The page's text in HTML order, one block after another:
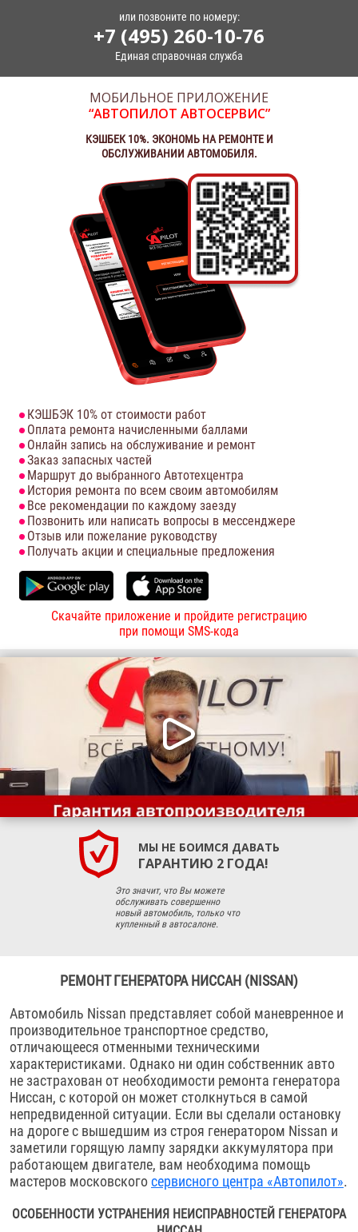
или позвоните по номеру:
+7 (495) 260-10-76
Единая справочная служба
МОБИЛЬНОЕ ПРИЛОЖЕНИЕ
“АВТОПИЛОТ АВТОСЕРВИС”
КЭШБЕК 10%. ЭКОНОМЬ НА РЕМОНТЕ И
ОБСЛУЖИВАНИИ АВТОМОБИЛЯ.
КЭШБЭК 10% от стоимости работ
Оплата ремонта начисленными баллами
Онлайн запись на обслуживание и ремонт
Заказ запасных частей
Маршрут до выбранного Автотехцентра
История ремонта по всем своим автомобилям
Все рекомендации по каждому заезду
Позвонить или написать вопросы в мессенджере
Отзыв или пожелание руководству
Получать акции и специальные предложения
Скачайте приложение и пройдите регистрацию
при помощи SMS-кода
МЫ НЕ БОИМСЯ ДАВАТЬ
ГАРАНТИЮ 2 ГОДА!
Это значит, что Вы можете
обслуживать совершенно
новый автомобиль, только что
купленный в автосалоне.
РЕМОНТ ГЕНЕРАТОРА НИССАН (NISSAN)
Автомобиль Nissan представляет собой маневренное и
производительное транспортное средство,
отличающееся отменными техническими
характеристиками. Однако ни один собственник авто
не застрахован от необходимости ремонта генератора
Ниссан, с которой он может столкнуться в самой
непредвиденной ситуации. Если вы сделали остановку
на дороге с вышедшим из строя генератором Nissan и
заметили горящую лампу зарядки аккумулятора при
работающем двигателе, вам необходима помощь
мастеров московскогосервисного центра «Автопилот».
ОСОБЕННОСТИ УСТРАНЕНИЯ НЕИСПРАВНОСТЕЙ ГЕНЕРАТОРА